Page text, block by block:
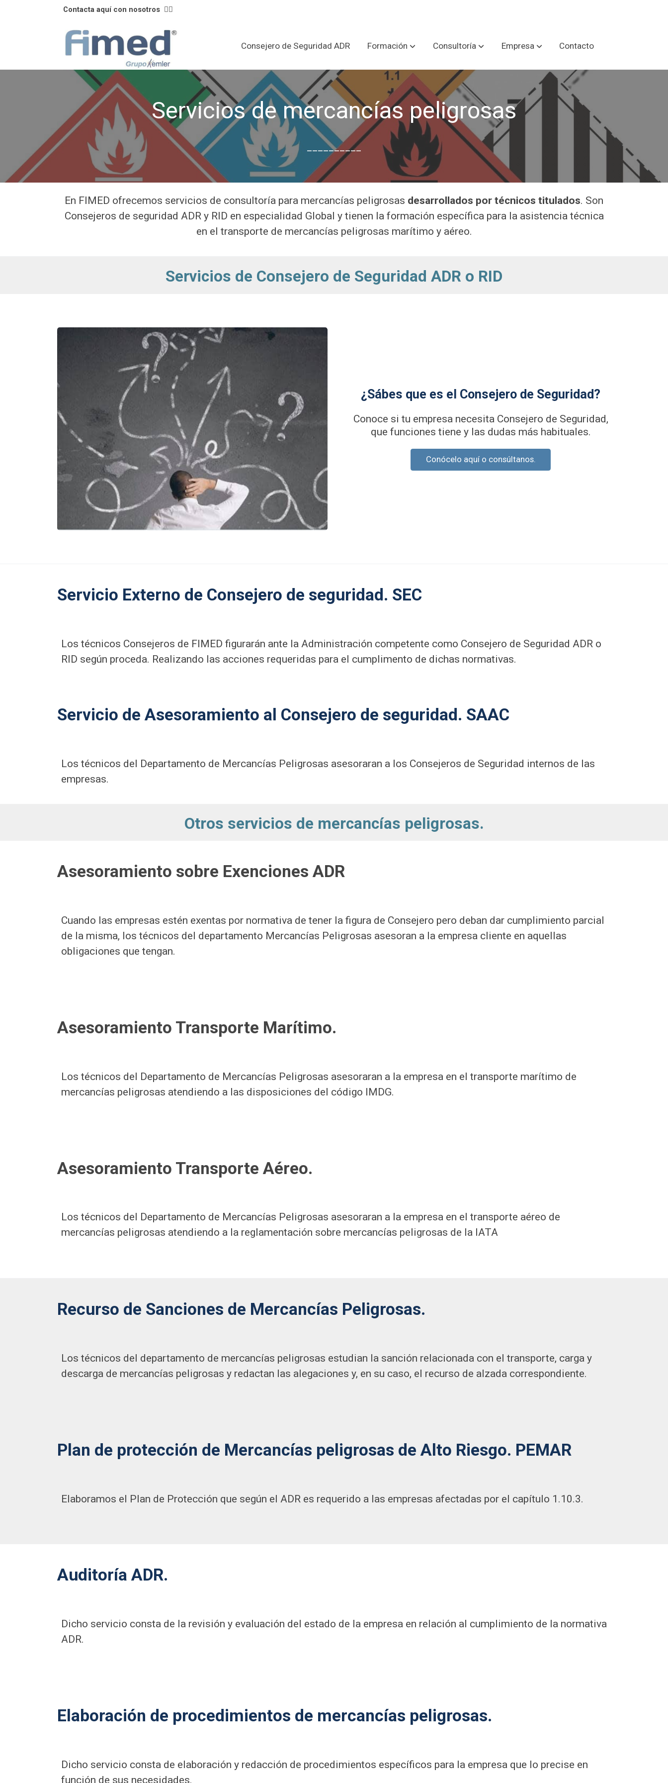
Contacta aquí con nosotros 👈🏼
Consejero de Seguridad ADR Formación Consultoría Empresa Contacto
Servicios de mercancías peligrosas
__________
En FIMED ofrecemos servicios de consultoría para mercancías peligrosas desarrollados por técnicos titulados. Son
Consejeros de seguridad ADR y RID en especialidad Global y tienen la formación específica para la asistencia técnica
en el transporte de mercancías peligrosas marítimo y aéreo.
Servicios de Consejero de Seguridad ADR o RID
¿Sábes que es el Consejero de Seguridad?
Conoce si tu empresa necesita Consejero de Seguridad,
que funciones tiene y las dudas más habituales.
Conócelo aquí o consúltanos.
Servicio Externo de Consejero de seguridad. SEC
Los técnicos Consejeros de FIMED figurarán ante la Administración competente como Consejero de Seguridad ADR o
RID según proceda. Realizando las acciones requeridas para el cumplimento de dichas normativas.
Servicio de Asesoramiento al Consejero de seguridad. SAAC
Los técnicos del Departamento de Mercancías Peligrosas asesoraran a los Consejeros de Seguridad internos de las
empresas.
Otros servicios de mercancías peligrosas.
Asesoramiento sobre Exenciones ADR
Cuando las empresas estén exentas por normativa de tener la figura de Consejero pero deban dar cumplimiento parcial
de la misma, los técnicos del departamento Mercancías Peligrosas asesoran a la empresa cliente en aquellas
obligaciones que tengan.
Asesoramiento Transporte Marítimo.
Los técnicos del Departamento de Mercancías Peligrosas asesoraran a la empresa en el transporte marítimo de
mercancías peligrosas atendiendo a las disposiciones del código IMDG.
Asesoramiento Transporte Aéreo.
Los técnicos del Departamento de Mercancías Peligrosas asesoraran a la empresa en el transporte aéreo de
mercancías peligrosas atendiendo a la reglamentación sobre mercancías peligrosas de la IATA
Recurso de Sanciones de Mercancías Peligrosas.
Los técnicos del departamento de mercancías peligrosas estudian la sanción relacionada con el transporte, carga y
descarga de mercancías peligrosas y redactan las alegaciones y, en su caso, el recurso de alzada correspondiente.
Plan de protección de Mercancías peligrosas de Alto Riesgo. PEMAR
Elaboramos el Plan de Protección que según el ADR es requerido a las empresas afectadas por el capítulo 1.10.3.
Auditoría ADR.
Dicho servicio consta de la revisión y evaluación del estado de la empresa en relación al cumplimiento de la normativa
ADR.
Elaboración de procedimientos de mercancías peligrosas.
Dicho servicio consta de elaboración y redacción de procedimientos específicos para la empresa que lo precise en
función de sus necesidades.